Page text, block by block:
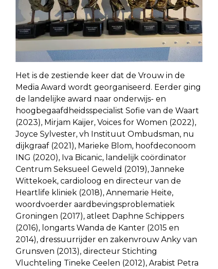
Het is de zestiende keer dat de Vrouw in de
Media Award wordt georganiseerd. Eerder ging
de landelijke award naar onderwijs- en
hoogbegaafdheidsspecialist Sofie van de Waart
(2023), Mirjam Kaijer, Voices for Women (2022),
Joyce Sylvester, vh Instituut Ombudsman, nu
dijkgraaf (2021), Marieke Blom, hoofdeconoom
ING (2020), Iva Bicanic, landelijk coördinator
Centrum Seksueel Geweld (2019), Janneke
Wittekoek, cardioloog en directeur van de
Heartlife kliniek (2018), Annemarie Heite,
woordvoerder aardbevingsproblematiek
Groningen (2017), atleet Daphne Schippers
(2016), longarts Wanda de Kanter (2015 en
2014), dressuurrijder en zakenvrouw Anky van
Grunsven (2013), directeur Stichting
Vluchteling Tineke Ceelen (2012), Arabist Petra